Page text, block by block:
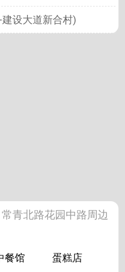
设大道新合村)
常青北路花园中路周边
餐馆 蛋糕店